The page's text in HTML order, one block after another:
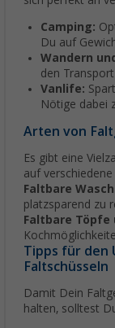
Camping:
Du auf
Wandern
den
Vanlife:
Nötige dabei
Arten von
Es gibt eine
auf
Faltbare
platzsparend zu
Faltbare Töpfe
Tipps für den
Faltschüsseln
Damit Dein
halten, solltest